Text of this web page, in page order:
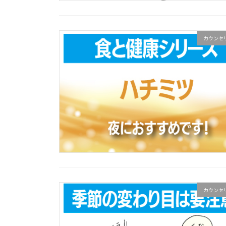
カウンセ
カウンセ